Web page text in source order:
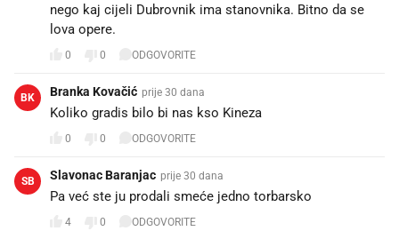
nego kaj cijeli Dubrovnik ima stanovnika. Bitno da se
lova opere.
0 0 ODGOVORITE
BK Branka Kovačić prije 30 dana
Koliko gradis bilo bi nas kso Kineza
0 0 ODGOVORITE
SB Slavonac Baranjac prije 30 dana
Pa već ste ju prodali smeće jedno torbarsko
4 0 ODGOVORITE